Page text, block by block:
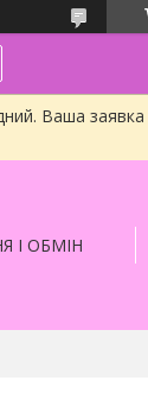
Ваша
І ОБМІН